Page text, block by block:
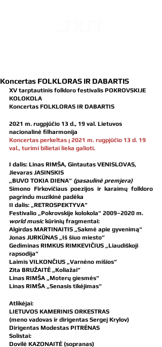
Koncertas FOLKLORAS IR DABARTIS
XV tarptautinis folkloro festivalis POKROVSKIJE
KOLOKOLA
Koncertas FOLKLORAS IR DABARTIS
2021 m. rugpjūčio 13 d., 19 val. Lietuvos
nacionalinė filharmonija
Koncertas perkeltas į 2021 m. rugpjūčio 13 d. 19
val., turimi bilietai lieka galioti.
I dalis: Linas RIMŠA, Gintautas VENISLOVAS,
Jievaras JASINSKIS
„BUVO TOKIA DIENA“ (pasaulinė premjera)
Simono Firkovičiaus poezijos ir karaimų folkloro
pagrindu muzikinė padėka
II dalis: „RETROSPEKTYVA“
Festivalio „Pokrovskije kolokola“ 2009–2020 m.
world music kūrinių fragmentai:
Algirdas MARTINAITIS „Sakmė apie gyvenimą“
Jonas JURKŪNAS „Iš šiuo miesto“
Gediminas RIMKUS RIMKEVIČIUS „Liaudiškoji
rapsodija“
Laimis VILKONČIUS „Varnėno mišios“
Zita BRUŽAITĖ „Koliažai“
Linas RIMŠA „Moterų giesmės“
Linas RIMŠA „Senasis tikėjimas“
Atlikėjai:
LIETUVOS KAMERINIS ORKESTRAS
(meno vadovas ir dirigentas Sergej Krylov)
Dirigentas Modestas PITRĖNAS
Solistai:
Dovilė KAZONAITĖ (sopranas)